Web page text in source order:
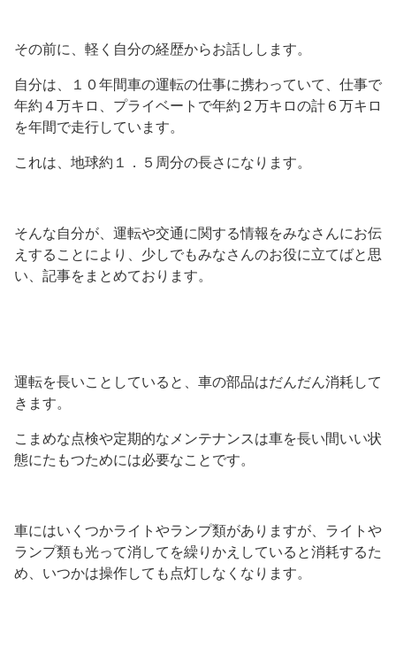
その前に、軽く自分の経歴からお話しします。
自分は、１０年間車の運転の仕事に携わっていて、仕事で
年約４万キロ、プライベートで年約２万キロの計６万キロ
を年間で走行しています。
これは、地球約１．５周分の長さになります。
そんな自分が、運転や交通に関する情報をみなさんにお伝
えすることにより、少しでもみなさんのお役に立てばと思
い、記事をまとめております。
運転を長いことしていると、車の部品はだんだん消耗して
きます。
こまめな点検や定期的なメンテナンスは車を長い間いい状
態にたもつためには必要なことです。
車にはいくつかライトやランプ類がありますが、ライトや
ランプ類も光って消してを繰りかえしていると消耗するた
め、いつかは操作しても点灯しなくなります。